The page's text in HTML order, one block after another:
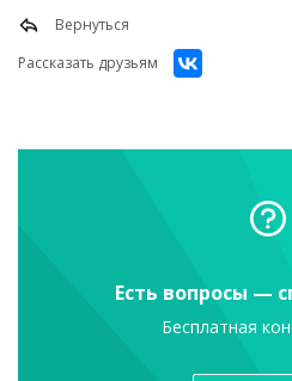
Вернуться
Рассказать друзьям
Есть вопросы —
Бесплатная